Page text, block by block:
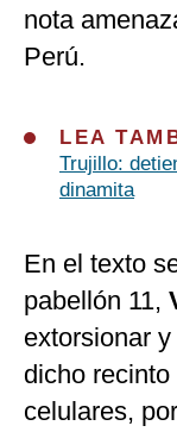
nota
Perú.
LEA
Trujillo:
dinamita
En el texto
pabellón 11,
extorsionar
dicho
celulares,